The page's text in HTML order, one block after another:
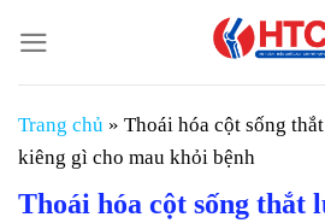
đến
nội
dung
Trang chủ » Thoái hóa cột sống
kiêng gì cho mau khỏi bệnh
Thoái hóa cột sống thắt